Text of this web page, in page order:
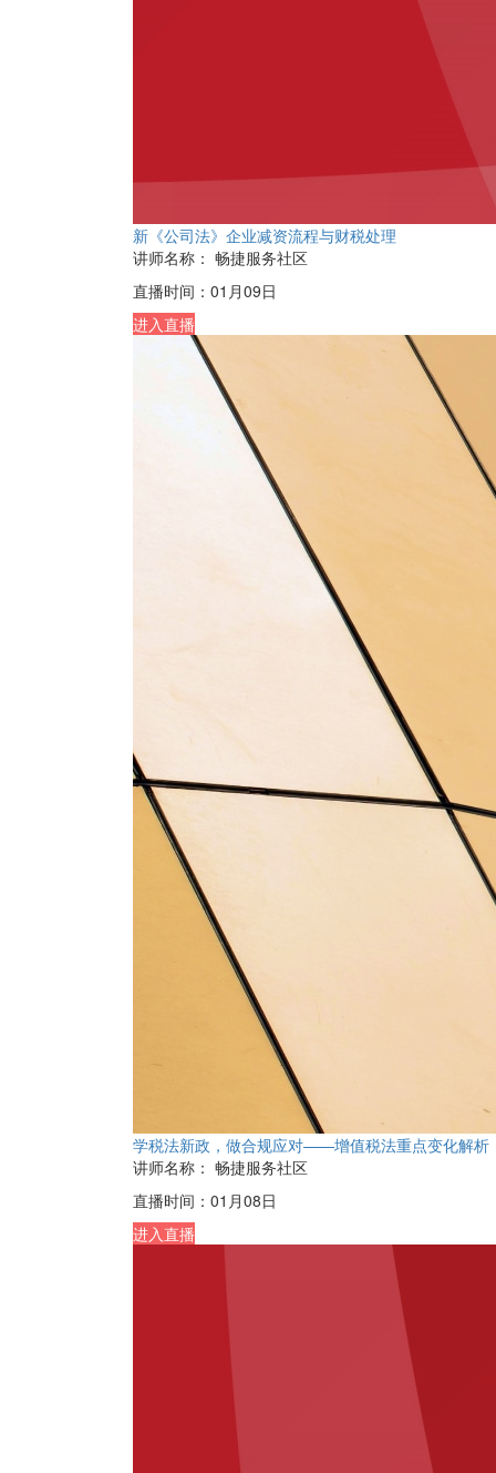
新《公司法》企业减资流程与财税处理
讲师名称： 畅捷服务社区
直播时间： 01月09日
进入直播
学税法新政，做合规应对——增值税法重点变化解析
讲师名称： 畅捷服务社区
直播时间： 01月08日
进入直播